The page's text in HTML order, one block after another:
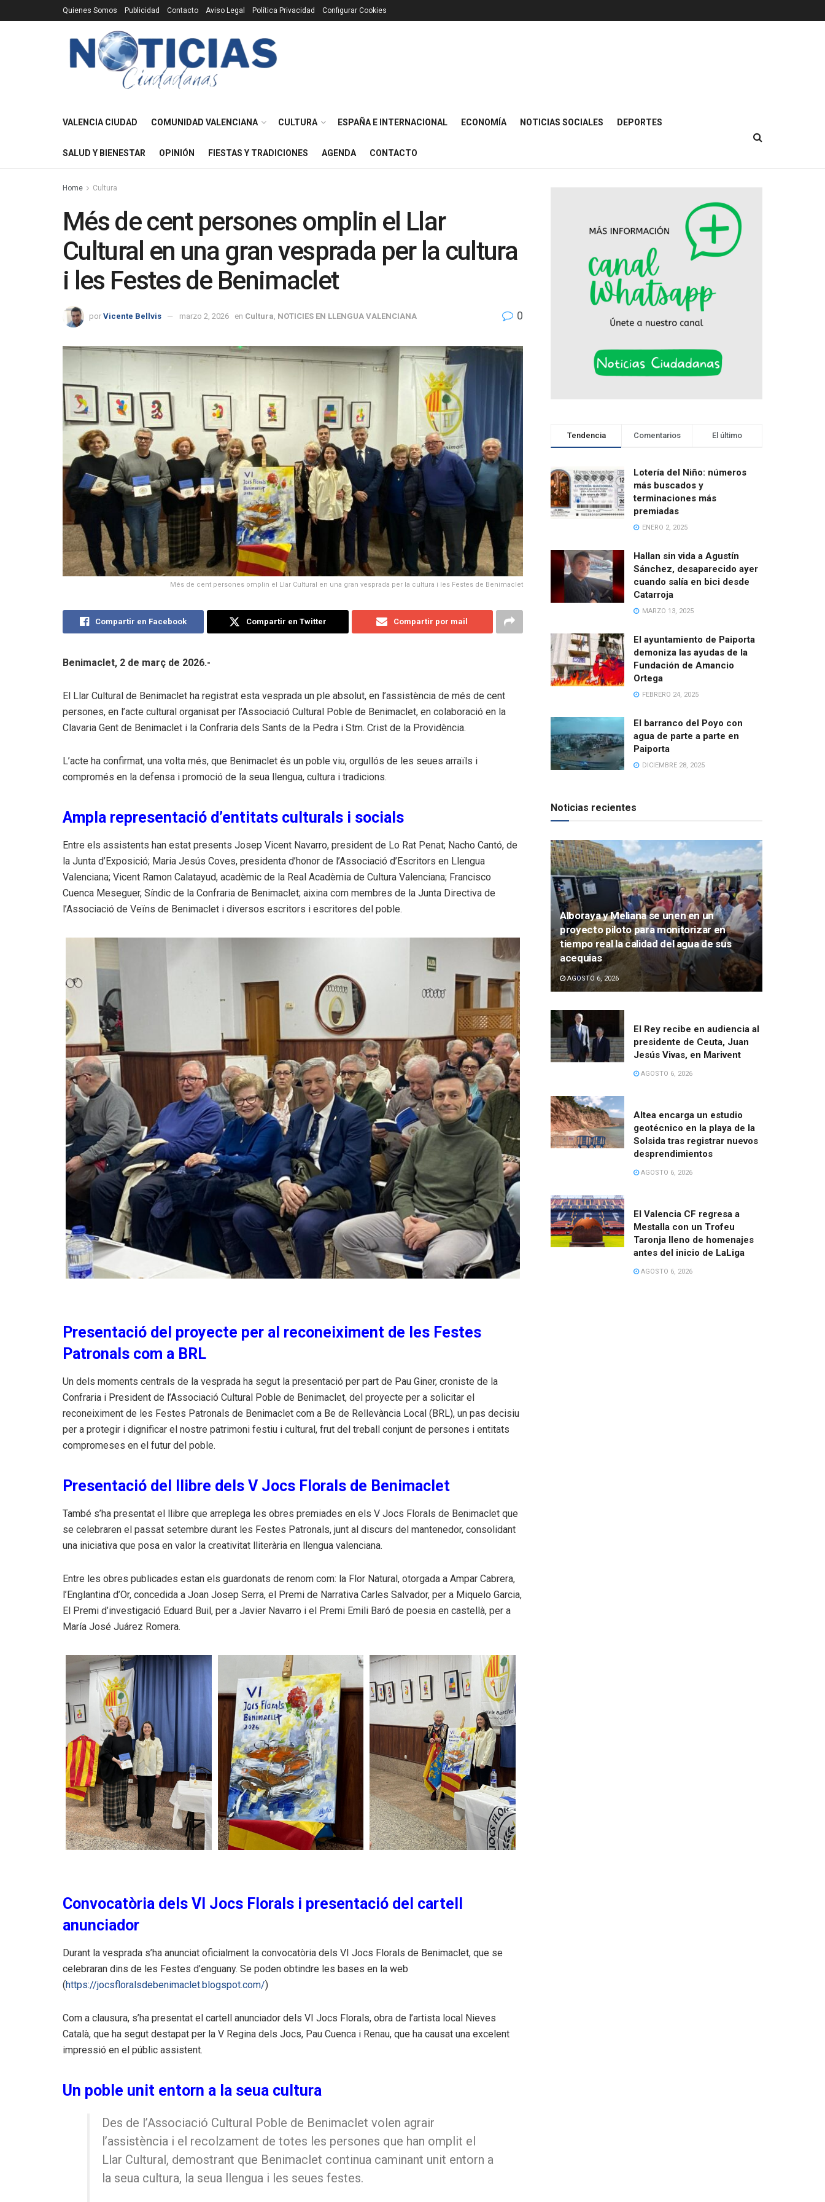
Quienes Somos Publicidad Contacto Aviso Legal Política Privacidad Configurar Cookies
VALENCIA CIUDAD COMUNIDAD VALENCIANA CULTURA ESPAÑA E INTERNACIONAL ECONOMÍA NOTICIAS SOCIALES DEPORTES
SALUD Y BIENESTAR OPINIÓN FIESTAS Y TRADICIONES AGENDA CONTACTO
Home Cultura
Més de cent persones omplin el Llar
Cultural en una gran vesprada per la cultura
i les Festes de Benimaclet
por Vicente Bellvis marzo 2, 2026 en Cultura NOTICIES EN LLENGUA VALENCIANA 0
Més de cent persones omplin el Llar Cultural en una gran vesprada per la cultura i les Festes de Benimaclet
Compartir en Facebook Compartir en Twitter Compartir por mail
Benimaclet, 2 de març de 2026.-
El Llar Cultural de Benimaclet ha registrat esta vesprada un ple absolut, en l’assistència de més de cent
persones, en l’acte cultural organisat per l’Associació Cultural Poble de Benimaclet, en colaboració en la
Clavaria Gent de Benimaclet i la Confraria dels Sants de la Pedra i Stm. Crist de la Providència.
L’acte ha confirmat, una volta més, que Benimaclet és un poble viu, orgullós de les seues arraïls i
compromés en la defensa i promoció de la seua llengua, cultura i tradicions.
Ampla representació d’entitats culturals i socials
Entre els assistents han estat presents Josep Vicent Navarro, president de Lo Rat Penat; Nacho Cantó, de
la Junta d’Exposició; Maria Jesús Coves, presidenta d’honor de l’Associació d’Escritors en Llengua
Valenciana; Vicent Ramon Calatayud, acadèmic de la Real Acadèmia de Cultura Valenciana; Francisco
Cuenca Meseguer, Síndic de la Confraria de Benimaclet; aixina com membres de la Junta Directiva de
l’Associació de Veïns de Benimaclet i diversos escritors i escritores del poble.
Presentació del proyecte per al reconeiximent de les Festes
Patronals com a BRL
Un dels moments centrals de la vesprada ha segut la presentació per part de Pau Giner, croniste de la
Confraria i President de l’Associació Cultural Poble de Benimaclet, del proyecte per a solicitar el
reconeiximent de les Festes Patronals de Benimaclet com a Be de Rellevància Local (BRL), un pas decisiu
per a protegir i dignificar el nostre patrimoni festiu i cultural, frut del treball conjunt de persones i entitats
compromeses en el futur del poble.
Presentació del llibre dels V Jocs Florals de Benimaclet
També s’ha presentat el llibre que arreplega les obres premiades en els V Jocs Florals de Benimaclet que
se celebraren el passat setembre durant les Festes Patronals, junt al discurs del mantenedor, consolidant
una iniciativa que posa en valor la creativitat lliterària en llengua valenciana.
Entre les obres publicades estan els guardonats de renom com: la Flor Natural, otorgada a Ampar Cabrera,
l’Englantina d’Or, concedida a Joan Josep Serra, el Premi de Narrativa Carles Salvador, per a Miquelo Garcia,
El Premi d’investigació Eduard Buil, per a Javier Navarro i el Premi Emili Baró de poesia en castellà, per a
María José Juárez Romera.
Convocatòria dels VI Jocs Florals i presentació del cartell
anunciador
Durant la vesprada s’ha anunciat oficialment la convocatòria dels VI Jocs Florals de Benimaclet, que se
celebraran dins de les Festes d’enguany. Se poden obtindre les bases en la web
(https://jocsfloralsdebenimaclet.blogspot.com/)
Com a clausura, s’ha presentat el cartell anunciador dels VI Jocs Florals, obra de l’artista local Nieves
Català, que ha segut destapat per la V Regina dels Jocs, Pau Cuenca i Renau, que ha causat una excelent
impressió en el públic assistent.
Un poble unit entorn a la seua cultura
Des de l’Associació Cultural Poble de Benimaclet volen agrair
l’assistència i el recolzament de totes les persones que han omplit el
Llar Cultural, demostrant que Benimaclet continua caminant unit entorn a
la seua cultura, la seua llengua i les seues festes.
Tendencia Comentarios El último
Lotería del Niño: números
más buscados y
terminaciones más
premiadas
ENERO 2, 2025
Hallan sin vida a Agustín
Sánchez, desaparecido ayer
cuando salía en bici desde
Catarroja
MARZO 13, 2025
El ayuntamiento de Paiporta
demoniza las ayudas de la
Fundación de Amancio
Ortega
FEBRERO 24, 2025
El barranco del Poyo con
agua de parte a parte en
Paiporta
DICIEMBRE 28, 2025
Noticias recientes
Alboraya y Meliana se unen en un
proyecto piloto para monitorizar en
tiempo real la calidad del agua de sus
acequias
AGOSTO 6, 2026
El Rey recibe en audiencia al
presidente de Ceuta, Juan
Jesús Vivas, en Marivent
AGOSTO 6, 2026
Altea encarga un estudio
geotécnico en la playa de la
Solsida tras registrar nuevos
desprendimientos
AGOSTO 6, 2026
El Valencia CF regresa a
Mestalla con un Trofeu
Taronja lleno de homenajes
antes del inicio de LaLiga
AGOSTO 6, 2026